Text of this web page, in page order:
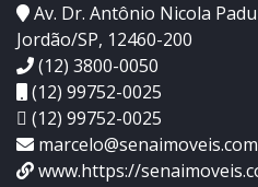
Av. Dr. Antônio Nicola
Jordão/SP, 12460-200
(12) 3800-0050
(12) 99752-0025
(12) 99752-0025
www.https://